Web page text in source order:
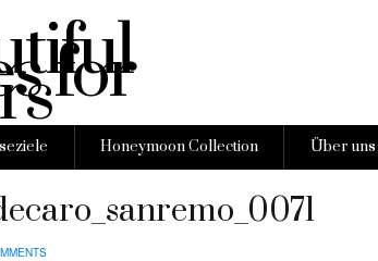
Honeymoon Collection Über uns